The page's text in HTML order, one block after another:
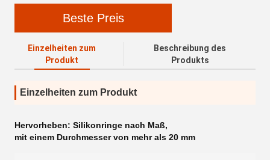
Beste Preis
Einzelheiten zum
Produkt
Beschreibung des
Produkts
Einzelheiten zum Produkt
Hervorheben: Silikonringe nach Maß,
mit einem Durchmesser von mehr als 20 mm